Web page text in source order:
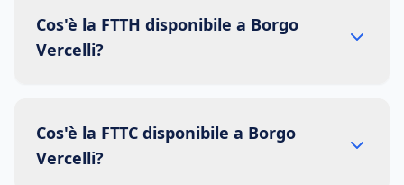
Cos'è la FTTH disponibile a Borgo
Vercelli?
Cos'è la FTTC disponibile a Borgo
Vercelli?